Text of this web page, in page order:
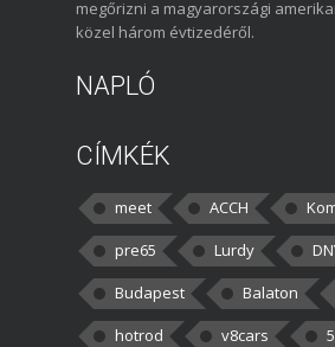
megőrizni a magyarországi
közel három évtizedéről.
NAPLÓ
CÍMKÉK
meet ACCH
pre65
Lurdy
Budapest
Balaton
hotrod
v8cars